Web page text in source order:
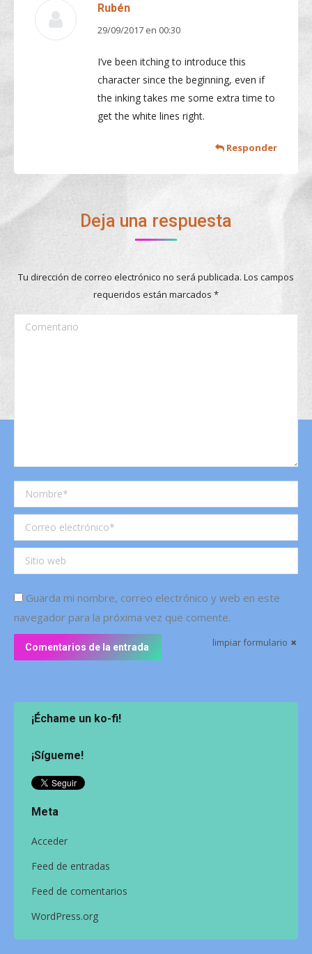
Rubén
dice:
29/09/2017 en 00:30
I’ve been itching to introduce this
character since the beginning, even if
the inking takes me some extra time to
get the white lines right.
Responder
Deja una respuesta
Tu dirección de correo electrónico no será publicada. Los campos
requeridos están marcados *
Comentario
Nombre *
Correo electrónico *
Sitio web
Guarda mi nombre, correo electrónico y web en este
navegador para la próxima vez que comente.
limpiar formulario
Comentarios de la entrada
¡Échame un ko-fi!
¡Sígueme!
Meta
Acceder
Feed de entradas
Feed de comentarios
WordPress.org